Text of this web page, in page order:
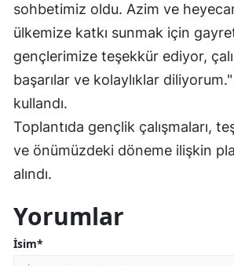
sohbetimiz oldu. Azim ve
ülkemize katkı sunmak için
gençlerimize teşekkür ediyor,
başarılar ve kolaylıklar
kullandı.
Toplantıda gençlik çalışmaları,
ve önümüzdeki döneme ilişkin
alındı.
Yorumlar
İsim*